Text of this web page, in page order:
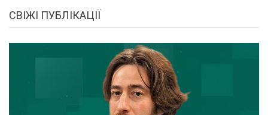
СВІЖІ ПУБЛІКАЦІЇ